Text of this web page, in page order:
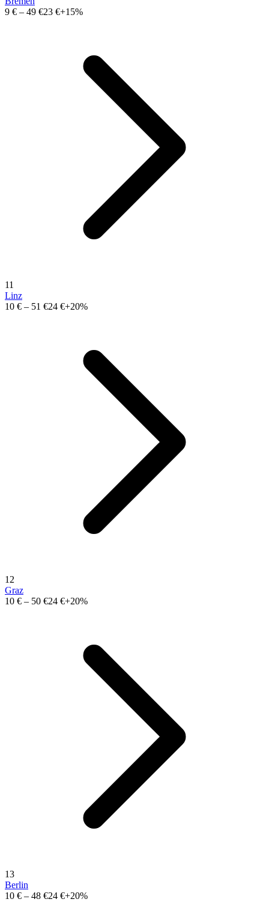
9 € – 49 €23 €+15%
11
Linz
10 € – 51 €24 €+20%
12
Graz
10 € – 50 €24 €+20%
13
Berlin
10 € – 48 €24 €+20%